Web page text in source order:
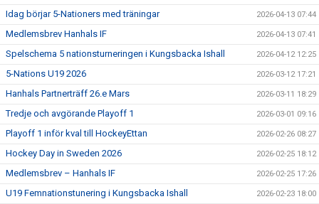
Idag börjar 5-Nationers med träningar 2026-04-13 07:44
Medlemsbrev Hanhals IF 2026-04-13 07:41
Spelschema 5 nationsturneringen i Kungsbacka Ishall 2026-04-12 12:25
5-Nations U19 2026 2026-03-12 17:21
Hanhals Partnerträff 26.e Mars 2026-03-11 18:29
Tredje och avgörande Playoff 1 2026-03-01 09:16
Playoff 1 inför kval till HockeyEttan 2026-02-26 08:27
Hockey Day in Sweden 2026 2026-02-25 18:12
Medlemsbrev – Hanhals IF 2026-02-25 17:26
U19 Femnationstunering i Kungsbacka Ishall 2026-02-23 18:00